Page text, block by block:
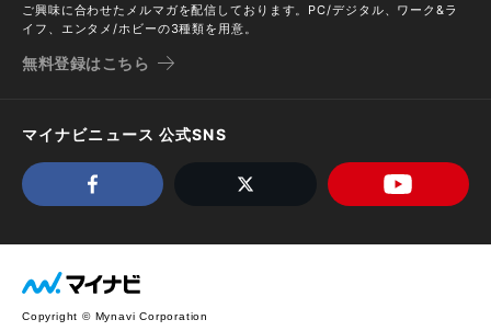
ご興味に合わせたメルマガを配信しております。PC/デジタル、ワーク&ラ
イフ、エンタメ/ホビーの3種類を用意。
無料登録はこちら
マイナビニュース 公式SNS
Copyright © Mynavi Corporation